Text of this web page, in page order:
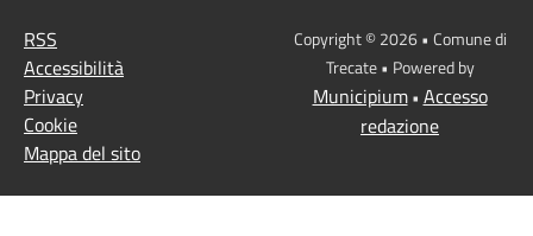
RSS
Accessibilità
Privacy
Cookie
Mappa del sito
Copyright © 2026 • Comune di
Trecate • Powered by
Municipium• Accesso
redazione